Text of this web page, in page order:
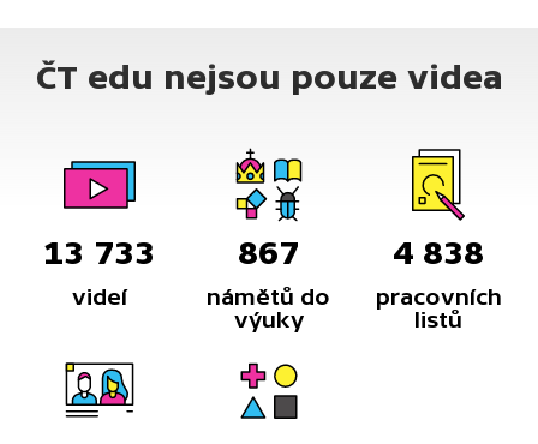
ČT edu nejsou pouze videa
13 733
videí
867
námětů do
výuky
4 838
pracovních
listů